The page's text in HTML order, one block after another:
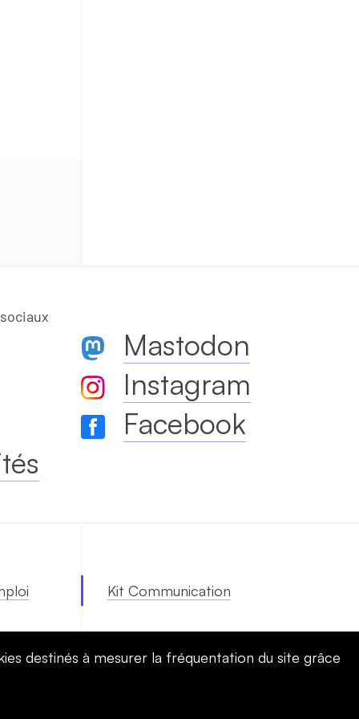
Mastodon
Instagram
Facebook
Kit Communication
destinés à mesurer la fréquentation du site grâce